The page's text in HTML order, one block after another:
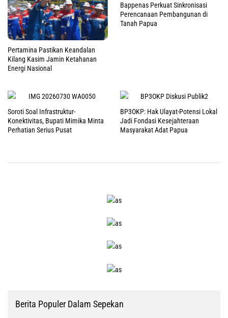
Pertamina Pastikan Keandalan
Kilang Kasim Jamin Ketahanan
Energi Nasional
Bappenas Perkuat Sinkronisasi
Perencanaan Pembangunan di
Tanah Papua
Soroti Soal Infrastruktur-
Konektivitas, Bupati Mimika Minta
Perhatian Serius Pusat
BP3OKP: Hak Ulayat-Potensi Lokal
Jadi Fondasi Kesejahteraan
Masyarakat Adat Papua
Berita Populer Dalam Sepekan